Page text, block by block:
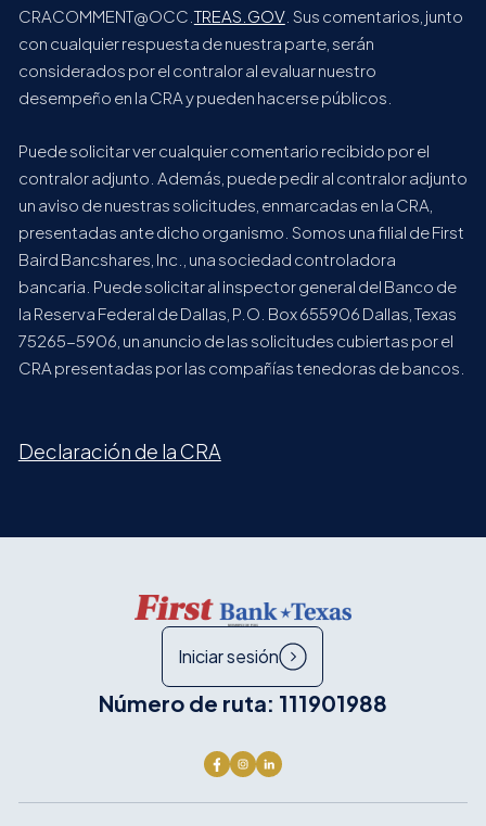
CRACOMMENT@OCC. TREAS.GOV. Sus comentarios, junto
con cualquier respuesta de nuestra parte, serán
considerados por el contralor al evaluar nuestro
desempeño en la CRA y pueden hacerse públicos.
Puede solicitar ver cualquier comentario recibido por el
contralor adjunto. Además, puede pedir al contralor adjunto
un aviso de nuestras solicitudes, enmarcadas en la CRA,
presentadas ante dicho organismo. Somos una filial de First
Baird Bancshares, Inc., una sociedad controladora
bancaria. Puede solicitar al inspector general del Banco de
la Reserva Federal de Dallas, P.O. Box 655906 Dallas, Texas
75265-5906, un anuncio de las solicitudes cubiertas por el
CRA presentadas por las compañías tenedoras de bancos.
Declaración de la CRA
Iniciar sesión
Número de ruta: 111901988